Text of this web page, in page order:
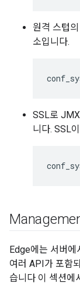
원격 스텁
소입니다.
SSL로
니다. SSL
Edge에는 서버에
여러 API가 포함
습니다 이 섹션에